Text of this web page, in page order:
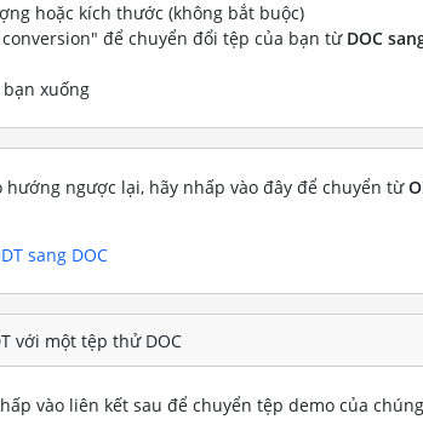
hoặc kích thước (không bắt buộc)
để chuyển đổi tệp của bạn từ DOC
bạn xuống
ngược lại, hãy nhấp vào đây để chuyển từ
sang DOC
với một tệp thử DOC
vào liên kết sau để chuyển tệp demo của